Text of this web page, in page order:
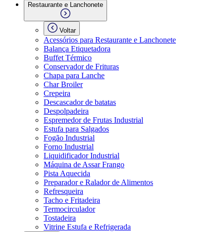
Restaurante e Lanchonete
Voltar
Acessórios para Restaurante e Lanchonete
Balança Etiquetadora
Buffet Térmico
Conservador de Frituras
Chapa para Lanche
Char Broiler
Crepeira
Descascador de batatas
Despolpadeira
Espremedor de Frutas Industrial
Estufa para Salgados
Fogão Industrial
Forno Industrial
Liquidificador Industrial
Máquina de Assar Frango
Pista Aquecida
Preparador e Ralador de Alimentos
Refresqueira
Tacho e Fritadeira
Termocirculador
Tostadeira
Vitrine Estufa e Refrigerada